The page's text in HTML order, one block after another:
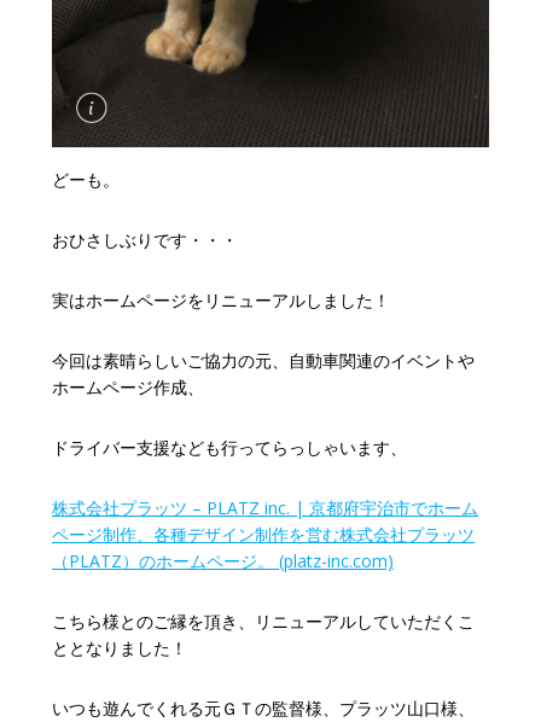
どーも。
おひさしぶりです・・・
実はホームページをリニューアルしました！
今回は素晴らしいご協力の元、自動車関連のイベントや
ホームページ作成、
ドライバー支援なども行ってらっしゃいます、
株式会社プラッツ – PLATZ inc. | 京都府宇治市でホーム
ページ制作、各種デザイン制作を営む株式会社プラッツ
（PLATZ）のホームページ。 (platz-inc.com)
こちら様とのご縁を頂き、リニューアルしていただくこ
ととなりました！
いつも遊んでくれる元ＧＴの監督様、プラッツ山口様、